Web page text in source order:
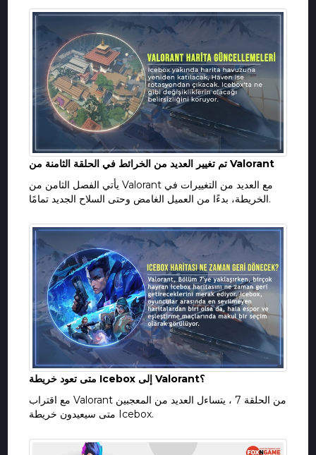
تم تغيير العديد من الخرائط في الحلقة الثامنة من Valorant
يأتي الفصل الثامن من Valorant مع العديد من التغييرات في
الخريطة، بدءًا من العميل الغامض وحتى السلاح الجديد تمامًا.
متى تعود خريطة Icebox إلى Valorant؟
مع اقتراب Valorant من الحلقة 7 ، يتساءل العديد من المعجبين
متى سيعيدون خريطة Icebox.